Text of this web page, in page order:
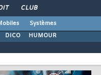
CLUB
Systèmes
DICO HUMOUR